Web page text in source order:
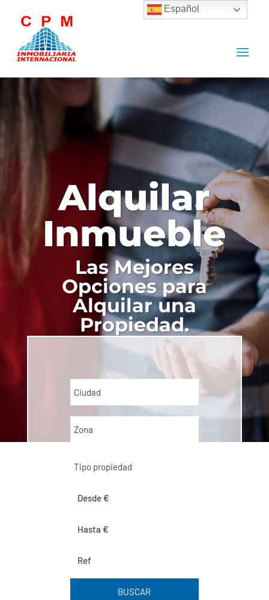
Alquilar
Inmueble
Las Mejores
Opciones para
Alquilar una
Propiedad.
Ciudad
Zona
Tipo propiedad
BUSCAR
Español